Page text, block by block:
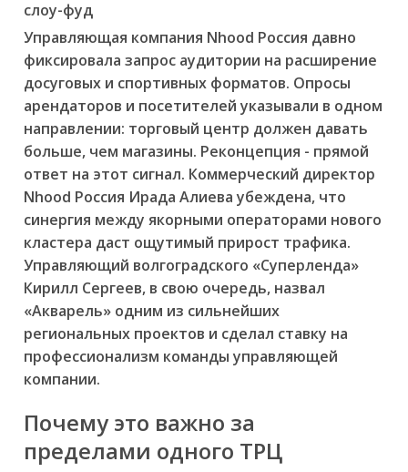
слоу-фуд
Управляющая компания Nhood Россия давно
фиксировала запрос аудитории на расширение
досуговых и спортивных форматов. Опросы
арендаторов и посетителей указывали в одном
направлении: торговый центр должен давать
больше, чем магазины. Реконцепция - прямой
ответ на этот сигнал. Коммерческий директор
Nhood Россия Ирада Алиева убеждена, что
синергия между якорными операторами нового
кластера даст ощутимый прирост трафика.
Управляющий волгоградского «Суперленда»
Кирилл Сергеев, в свою очередь, назвал
«Акварель» одним из сильнейших
региональных проектов и сделал ставку на
профессионализм команды управляющей
компании.
Почему это важно за
пределами одного ТРЦ